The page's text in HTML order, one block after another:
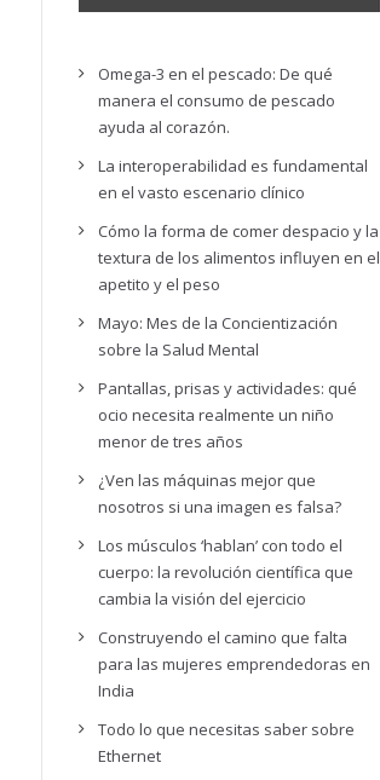
Omega-3 en el pescado: De qué
manera el consumo de pescado
ayuda al corazón.
La interoperabilidad es fundamental
en el vasto escenario clínico
Cómo la forma de comer despacio y la
textura de los alimentos influyen en el
apetito y el peso
Mayo: Mes de la Concientización
sobre la Salud Mental
Pantallas, prisas y actividades: qué
ocio necesita realmente un niño
menor de tres años
¿Ven las máquinas mejor que
nosotros si una imagen es falsa?
Los músculos ‘hablan’ con todo el
cuerpo: la revolución científica que
cambia la visión del ejercicio
Construyendo el camino que falta
para las mujeres emprendedoras en
India
Todo lo que necesitas saber sobre
Ethernet